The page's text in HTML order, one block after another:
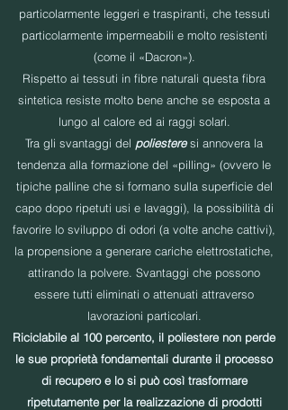
particolarmente leggeri e traspiranti, che tessuti
particolarmente impermeabili e molto resistenti
(come il «Dacron»).
Rispetto ai tessuti in fibre naturali questa fibra
sintetica resiste molto bene anche se esposta a
lungo al calore ed ai raggi solari.
Tra gli svantaggi del poliesteresi annovera la
tendenza alla formazione del «pilling» (ovvero le
tipiche palline che si formano sulla superficie del
capo dopo ripetuti usi e lavaggi), la possibilità di
favorire lo sviluppo di odori (a volte anche cattivi),
la propensione a generare cariche elettrostatiche,
attirando la polvere. Svantaggi che possono
essere tutti eliminati o attenuati attraverso
lavorazioni particolari.
Riciclabile al 100 percento, il poliestere non perde
le sue proprietà fondamentali durante il processo
di recupero e lo si può così trasformare
ripetutamente per la realizzazione di prodotti